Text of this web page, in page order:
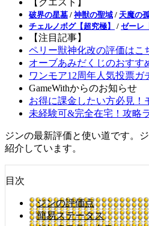
破界の星墓 / 神獣の聖域 / 天魔の
チェルノボグ【超究極】
/ ゼーレ
【注目記事】
ペリー獣神化改の評価はこ
オーブあみだくじのおすす
ワンモア12周年人気投票ガ
GameWithからのお知らせ
お得に課金したい方必見！
未経験可&完全在宅！攻略
ジンの最新評価と使い道です。
紹介しています。
目次
ジンの評価点
簡易ステータス